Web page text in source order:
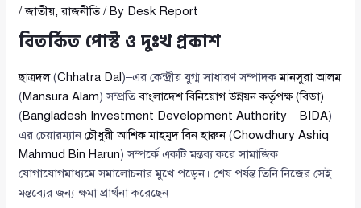
/জাতীয়,রাজনীতি/ By Desk Report
বিতর্কিত পোস্ট ও দুঃখ প্রকাশ
ছাত্রদল(Chhatra Dal)–এর কেন্দ্রীয় যুগ্ম সাধারণ সম্পাদকমানসুরা আলম
(Mansura Alam) সম্প্রতিবাংলাদেশ বিনিয়োগ উন্নয়ন কর্তৃপক্ষ (বিডা)
(Bangladesh Investment Development Authority – BIDA)–
এর চেয়ারম্যানচৌধুরী আশিক মাহমুদ বিন হারুন(Chowdhury Ashiq
Mahmud Bin Harun) সম্পর্কে একটি মন্তব্য করে সামাজিক
যোগাযোগমাধ্যমে সমালোচনার মুখে পড়েন। শেষ পর্যন্ত তিনি নিজের সেই
মন্তব্যের জন্য ক্ষমা প্রার্থনা করেছেন।